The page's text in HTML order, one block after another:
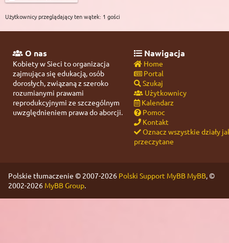
Użytkownicy przeglądający ten wątek: 1 gości
O nas
Kobiety w Sieci to organizacja
zajmująca się edukacją, osób
dorosłych, związaną z szeroko
rozumianymi prawami
reprodukcyjnymi ze szczególnym
uwzględnieniem prawa do aborcji.
Nawigacja
Home
Portal
Szukaj
Użytkownicy
Kalendarz
Pomoc
Kontakt
Oznacz wszystkie działy
przeczytane
Polskie tłumaczenie © 2007-2026 Polski Support MyBB MyBB, ©
2002-2026 MyBB Group.